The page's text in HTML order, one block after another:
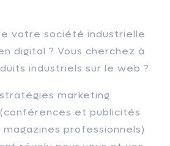
votre société industrielle
digital ? Vous cherchez à
industriels sur le web ?
marketing
et publicités
professionnels)